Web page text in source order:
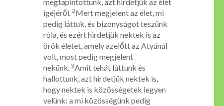
megtapintottunk, azt hirdetjük az élet
igéjéről. 2Mert megjelent az élet, mi
pedig láttuk, és bizonyságot teszünk
róla, és ezért hirdetjük nektek is az
örök életet, amely azelőtt az Atyánál
volt, most pedig megjelent
nekünk. 3Amit tehát láttunk és
hallottunk, azt hirdetjük nektek is,
hogy nektek is közösségetek legyen
velünk: a mi közösségünk pedig